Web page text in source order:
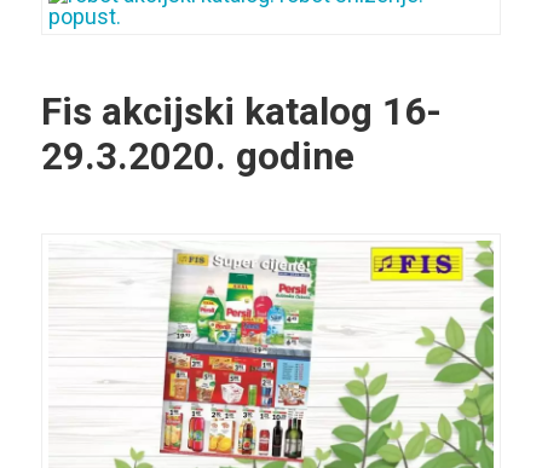
Fis akcijski katalog 16-
29.3.2020. godine